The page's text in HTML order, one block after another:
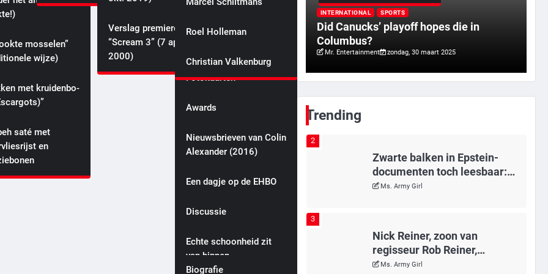
mosselen”
wijze)
met krui­den­bo­
saté met
en
Verslag premiere
“Scream 3” (7 april
2000)
Roel Holleman
Christian Valkenburg
Fotokaarten
Awards
Nieuwsbrieven van Colin
Alexander (2016)
Colin’s schoolverhalen
Een dagje op de EHBO
Discussie
Echte schoonheid zit
van binnen
boeken voor uw feest
Mike & Colin
Biografie
with retaliatory tariffs if Trump starts a
trade war!
Mr. Entertainment
INTERNATIONAL SPORTS
Did Canucks’ playoff hopes die in
Columbus?
Mr. Entertainment zondag, 30 maart 2025
Trending
vertrouwen in nieuwe aanpak
van begeleiding kwetsbare
inwoners door Siem, ondanks
onrust’
Mr. Gamer
Kleine veranderingen op
2
Zwarte balken in Epstein-
documenten toch leesbaar:
‘Heb je al nieuwe ongepaste
Ms. Army Girl
3
Nick Reiner, zoon van
regisseur Rob Reiner,
gearresteerd na dood ouders
Ms. Army Girl